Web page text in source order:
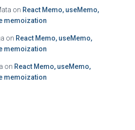
on React Memo, useMemo,
memoization
on React Memo, useMemo,
memoization
on React Memo, useMemo,
memoization